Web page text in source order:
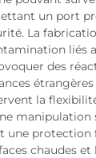
un port
La
liés
des
étrangères
la
manipulation
une protection
chaudes